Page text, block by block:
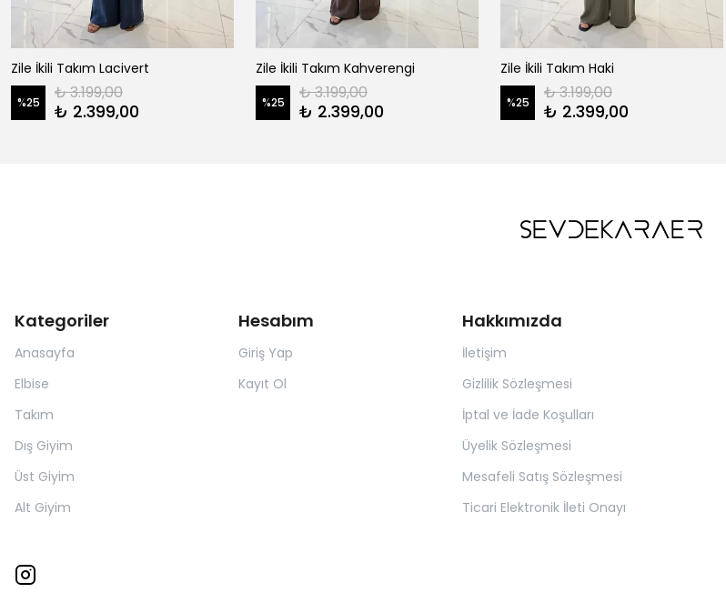
Zile İkili Takım Lacivert
%25 ₺ 3.199,00
₺ 2.399,00
Zile İkili Takım Kahverengi
%25 ₺ 3.199,00
₺ 2.399,00
Zile İkili Takım Haki
%25 ₺ 3.199,00
₺ 2.399,00
Kategoriler
Anasayfa
Elbise
Takım
Dış Giyim
Üst Giyim
Alt Giyim
Hesabım
Giriş Yap
Kayıt Ol
Hakkımızda
İletişim
Gizlilik Sözleşmesi
İptal ve İade Koşulları
Üyelik Sözleşmesi
Mesafeli Satış Sözleşmesi
Ticari Elektronik İleti Onayı